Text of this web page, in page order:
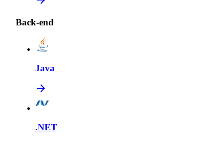
Back-end
Java
.NET